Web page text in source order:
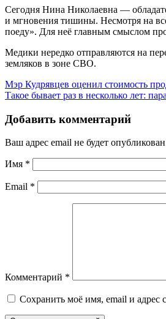
Сегодня Нина Николаевна —
и мгновения тишины. Несмотря на
поеду». Для неё главным смыслом
Медики нередко отправляются на
земляков в зоне СВО.
Мэр Кудрявцев оценил стоимость
Такое бывает раз в несколько лет:
Добавить комментарий
Ваш адрес email не будет
Имя *
Email *
Комментарий *
Сохранить моё имя, email и адрес